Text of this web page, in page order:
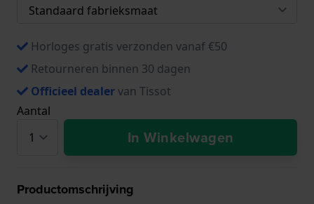
Horloges gratis verzonden vanaf €50
Retourneren binnen 30 dagen
Officieel dealervan Tissot
Aantal
In Winkelwagen
Productomschrijving